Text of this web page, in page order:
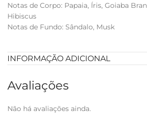
Notas de Corpo: Papaia, Íris, Goiaba
Hibiscus
Notas de Fundo: Sândalo, Musk
INFORMAÇÃO ADICIONAL
Avaliações
Não há avaliações ainda.